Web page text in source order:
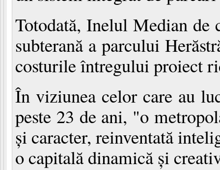
Totodată, Inelul Median de
subterană a parcului
costurile întregului proiect
În viziunea celor care au
peste 23 de ani, "o
şi caracter, reinventată
o capitală dinamică şi